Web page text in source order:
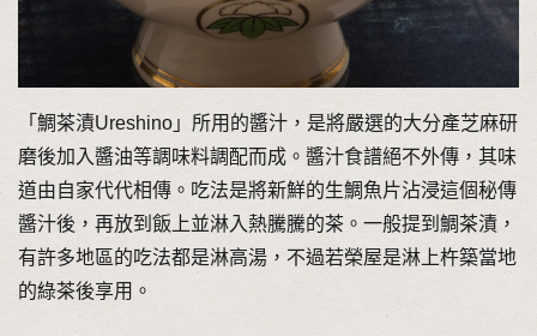
「鯛茶漬Ureshino」所用的醬汁，是將嚴選的大分產芝麻研
磨後加入醬油等調味料調配而成。醬汁食譜絕不外傳，其味
道由自家代代相傳。吃法是將新鮮的生鯛魚片沾浸這個秘傳
醬汁後，再放到飯上並淋入熱騰騰的茶。一般提到鯛茶漬，
有許多地區的吃法都是淋高湯，不過若榮屋是淋上杵築當地
的綠茶後享用。